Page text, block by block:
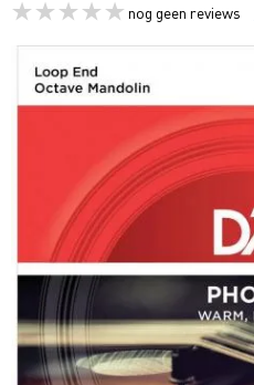
nog geen reviews